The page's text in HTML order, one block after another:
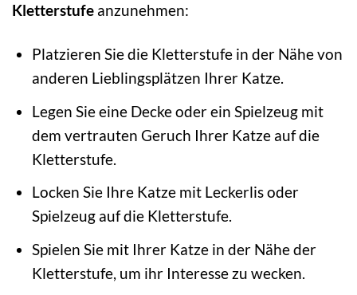
Kletterstufe anzunehmen:
Platzieren Sie die Kletterstufe in der Nähe von
anderen Lieblingsplätzen Ihrer Katze.
Legen Sie eine Decke oder ein Spielzeug mit
dem vertrauten Geruch Ihrer Katze auf die
Kletterstufe.
Locken Sie Ihre Katze mit Leckerlis oder
Spielzeug auf die Kletterstufe.
Spielen Sie mit Ihrer Katze in der Nähe der
Kletterstufe, um ihr Interesse zu wecken.